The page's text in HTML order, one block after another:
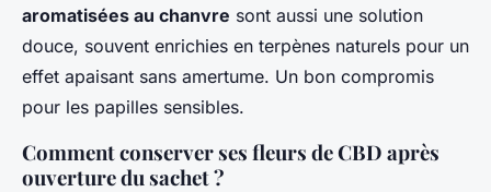
aromatisées au chanvre sont aussi une solution
douce, souvent enrichies en terpènes naturels pour un
effet apaisant sans amertume. Un bon compromis
pour les papilles sensibles.
Comment conserver ses fleurs de CBD après
ouverture du sachet ?